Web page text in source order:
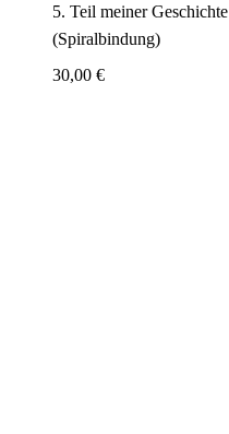
5. Teil meiner Geschichte
(Spiralbindung)
30,00 €